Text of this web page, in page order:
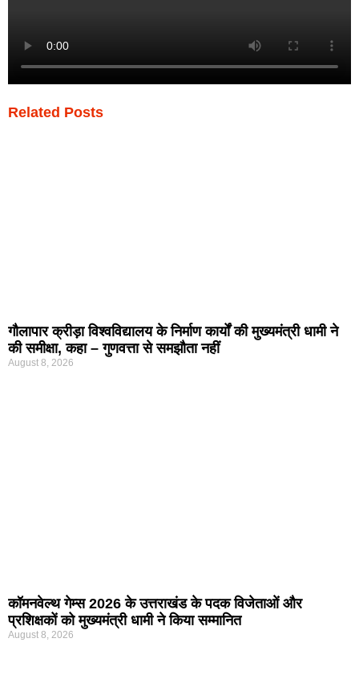
Related Posts
गौलापार क्रीड़ा विश्वविद्यालय के निर्माण कार्यों की मुख्यमंत्री धामी ने
की समीक्षा, कहा – गुणवत्ता से समझौता नहीं
August 8, 2026
कॉमनवेल्थ गेम्स 2026 के उत्तराखंड के पदक विजेताओं और
प्रशिक्षकों को मुख्यमंत्री धामी ने किया सम्मानित
August 8, 2026